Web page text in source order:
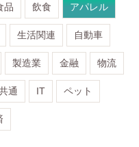
品 飲食 アパレル
生活関連 自動車
製造業 金融 物流
通 IT ペット